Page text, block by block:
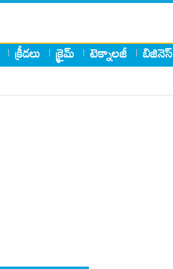
క్రీడలు క్రైమ్ టెక్నాలజీ బిజినెస్